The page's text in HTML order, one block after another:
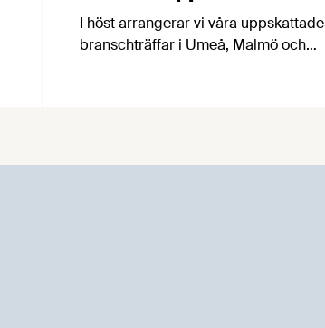
I höst arrangerar vi våra uppskattade
branschträffar i Umeå, Malmö och